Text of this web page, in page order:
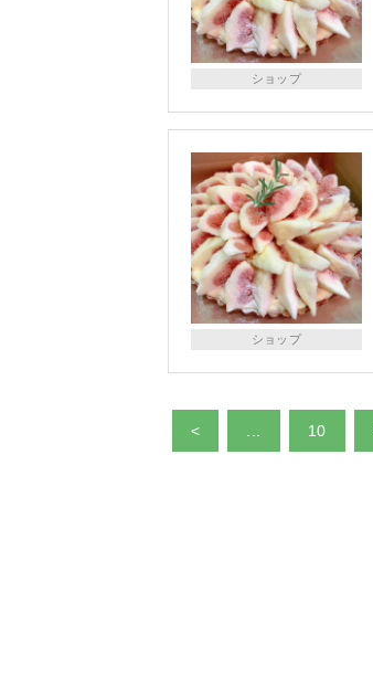
ショップ
ショップ
< 10